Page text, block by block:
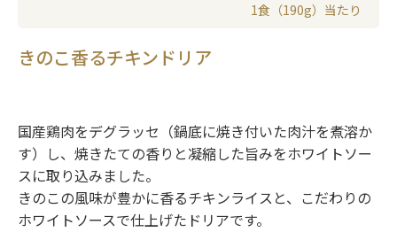
1食（190g）当たり
きのこ香るチキンドリア
国産鶏肉をデグラッセ（鍋底に焼き付いた肉汁を煮溶か
す）し、焼きたての香りと凝縮した旨みをホワイトソー
スに取り込みました。
きのこの風味が豊かに香るチキンライスと、こだわりの
ホワイトソースで仕上げたドリアです。